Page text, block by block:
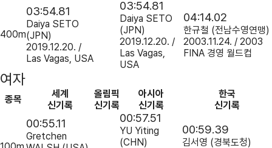
400m
03:54.81
Daiya SETO
(JPN)
2019.12.20. /
Las Vagas, USA
03:54.81
Daiya SETO
(JPN)
2019.12.20. /
Las Vagas,
USA
04:14.02
한규철 (전남수영연맹)
2003.11.24. / 2003
FINA 경영 월드컵
여자
종목
세계
신기록
올림픽
신기록
아시아
신기록
한국
신기록
00:55.11
Gretchen
00:57.51
YU Yiting
(CHN)
00:59.39
김서영 (경북도청)